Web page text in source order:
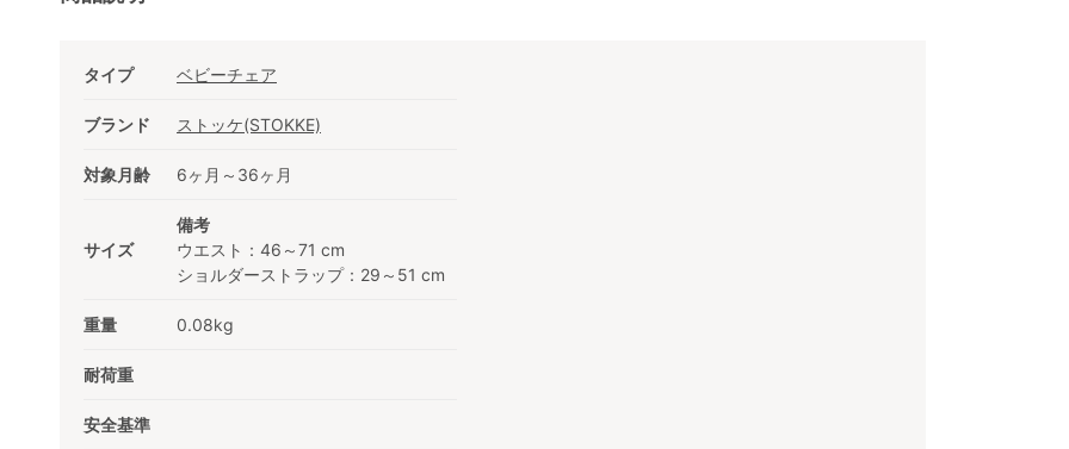
タイプ ベビーチェア
ブランド ストッケ(STOKKE)
対象月齢 6ヶ月～36ヶ月
サイズ
備考
ウエスト：46～71 cm
ショルダーストラップ：29～51 cm
重量 0.08kg
耐荷重
安全基準